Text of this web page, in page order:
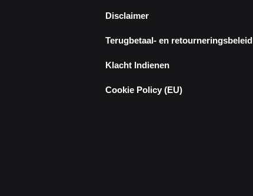
Disclaimer
Terugbetaal- en retourneringsbeleid
Klacht Indienen
Cookie Policy (EU)